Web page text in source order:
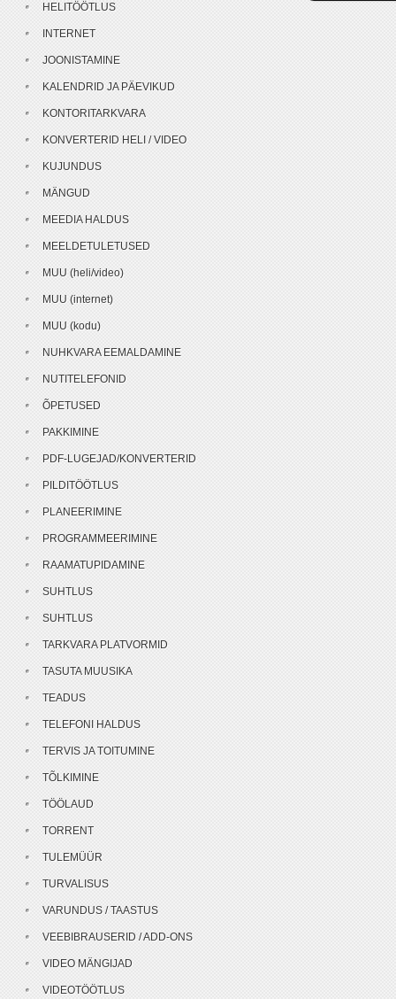
HELITÖÖTLUS
INTERNET
JOONISTAMINE
KALENDRID JA PÄEVIKUD
KONTORITARKVARA
KONVERTERID HELI / VIDEO
KUJUNDUS
MÄNGUD
MEEDIA HALDUS
MEELDETULETUSED
MUU (heli/video)
MUU (internet)
MUU (kodu)
NUHKVARA EEMALDAMINE
NUTITELEFONID
ÕPETUSED
PAKKIMINE
PDF-LUGEJAD/KONVERTERID
PILDITÖÖTLUS
PLANEERIMINE
PROGRAMMEERIMINE
RAAMATUPIDAMINE
SUHTLUS
SUHTLUS
TARKVARA PLATVORMID
TASUTA MUUSIKA
TEADUS
TELEFONI HALDUS
TERVIS JA TOITUMINE
TÕLKIMINE
TÖÖLAUD
TORRENT
TULEMÜÜR
TURVALISUS
VARUNDUS / TAASTUS
VEEBIBRAUSERID / ADD-ONS
VIDEO MÄNGIJAD
VIDEOTÖÖTLUS